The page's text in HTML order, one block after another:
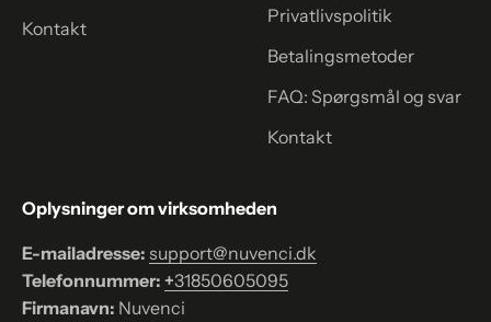
Kontakt
Privatlivspolitik
Betalingsmetoder
FAQ: Spørgsmål og svar
Kontakt
Oplysninger om virksomheden
E-mailadresse: support@nuvenci.dk
Telefonnummer: +31850605095
Firmanavn: Nuvenci